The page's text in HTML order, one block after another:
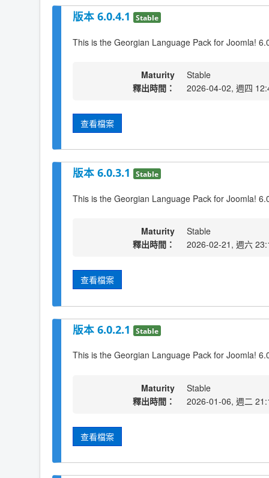
版本 6.0.4.1 Stable
This is the Georgian Language Pack for Joomla!
Maturity
Stable
釋出時間：
2026-04-02, 週四
查看檔案
版本 6.0.3.1 Stable
This is the Georgian Language Pack for Joomla!
Maturity
Stable
釋出時間：
2026-02-21, 週六
查看檔案
版本 6.0.2.1 Stable
This is the Georgian Language Pack for Joomla!
Maturity
Stable
釋出時間：
2026-01-06, 週二
查看檔案